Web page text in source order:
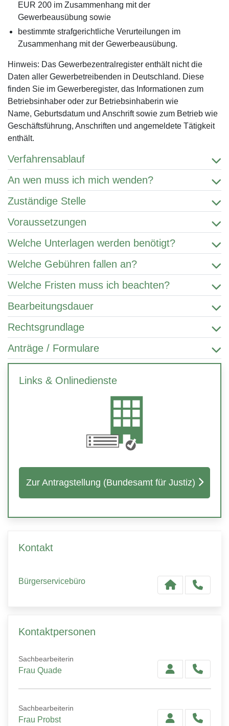
EUR 200 im Zusammenhang mit der
Gewerbeausübung sowie
bestimmte strafgerichtliche Verurteilungen im
Zusammenhang mit der Gewerbeausübung.
Hinweis: Das Gewerbezentralregister enthält nicht die
Daten aller Gewerbetreibenden in Deutschland. Diese
finden Sie im Gewerberegister, das Informationen zum
Betriebsinhaber oder zur Betriebsinhaberin wie
Name, Geburtsdatum und Anschrift sowie zum Betrieb wie
Geschäftsführung, Anschriften und angemeldete Tätigkeit
enthält.
Verfahrensablauf
An wen muss ich mich wenden?
Zuständige Stelle
Voraussetzungen
Welche Unterlagen werden benötigt?
Welche Gebühren fallen an?
Welche Fristen muss ich beachten?
Bearbeitungsdauer
Rechtsgrundlage
Anträge / Formulare
Links & Onlinedienste
Zur Antragstellung (Bundesamt für Justiz)
Kontakt
Bürgerservicebüro
Kontaktpersonen
Sachbearbeiterin
Frau Quade
Sachbearbeiterin
Frau Probst